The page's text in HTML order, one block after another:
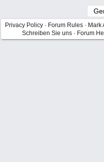
Privacy Policy · Forum Rules · Mark
Schreiben Sie uns · Forum